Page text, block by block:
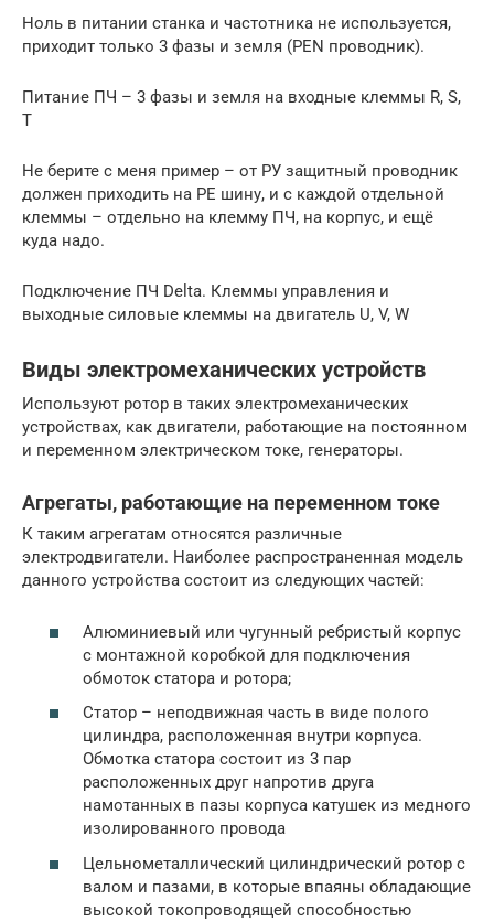
Ноль в питании станка и частотника не используется,
приходит только 3 фазы и земля (PEN проводник).
Питание ПЧ – 3 фазы и земля на входные клеммы R, S,
T
Не берите с меня пример – от РУ защитный проводник
должен приходить на РЕ шину, и с каждой отдельной
клеммы – отдельно на клемму ПЧ, на корпус, и ещё
куда надо.
Подключение ПЧ Delta. Клеммы управления и
выходные силовые клеммы на двигатель U, V, W
Виды электромеханических устройств
Используют ротор в таких электромеханических
устройствах, как двигатели, работающие на постоянном
и переменном электрическом токе, генераторы.
Агрегаты, работающие на переменном токе
К таким агрегатам относятся различные
электродвигатели. Наиболее распространенная модель
данного устройства состоит из следующих частей:
Алюминиевый или чугунный ребристый корпус
с монтажной коробкой для подключения
обмоток статора и ротора;
Статор – неподвижная часть в виде полого
цилиндра, расположенная внутри корпуса.
Обмотка статора состоит из 3 пар
расположенных друг напротив друга
намотанных в пазы корпуса катушек из медного
изолированного провода
Цельнометаллический цилиндрический ротор с
валом и пазами, в которые впаяны обладающие
высокой токопроводящей способностью